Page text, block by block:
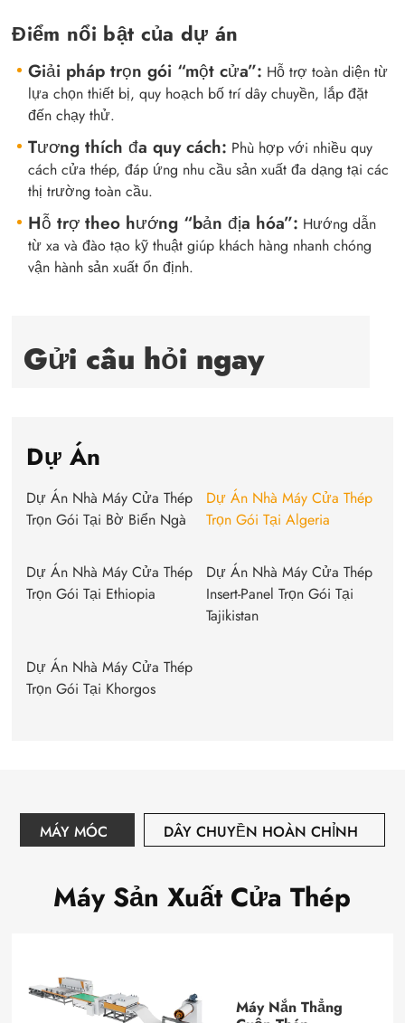
Điểm nổi bật của dự án
Giải pháp trọn gói “một cửa”: Hỗ trợ toàn diện từ
lựa chọn thiết bị, quy hoạch bố trí dây chuyền, lắp đặt
đến chạy thử.
Tương thích đa quy cách: Phù hợp với nhiều quy
cách cửa thép, đáp ứng nhu cầu sản xuất đa dạng tại các
thị trường toàn cầu.
Hỗ trợ theo hướng “bản địa hóa”: Hướng dẫn
từ xa và đào tạo kỹ thuật giúp khách hàng nhanh chóng
vận hành sản xuất ổn định.
Gửi câu hỏi ngay
Dự Án
Dự Án Nhà Máy Cửa Thép
Trọn Gói Tại Bờ Biển Ngà
Dự Án Nhà Máy Cửa Thép
Trọn Gói Tại Algeria
Dự Án Nhà Máy Cửa Thép
Trọn Gói Tại Ethiopia
Dự Án Nhà Máy Cửa Thép
Insert-Panel Trọn Gói Tại
Tajikistan
Dự Án Nhà Máy Cửa Thép
Trọn Gói Tại Khorgos
MÁY MÓC DÂY CHUYỀN HOÀN CHỈNH
Máy Sản Xuất Cửa Thép
Máy Nắn Thẳng